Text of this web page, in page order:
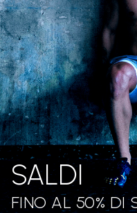
SALDI
FINO AL 50% DI